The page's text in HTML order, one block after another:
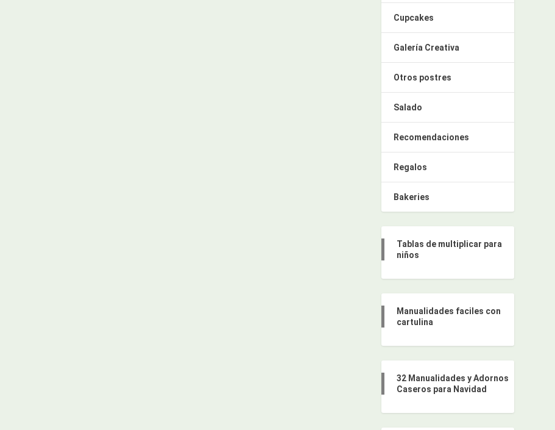
Cupcakes
Galería Creativa
Otros postres
Salado
Recomendaciones
Regalos
Bakeries
Tablas de multiplicar para
niños
Manualidades faciles con
cartulina
32 Manualidades y Adornos
Caseros para Navidad